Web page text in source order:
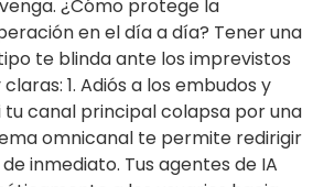
¿Cómo protege la
en el día a día? Tener una
te blinda ante los imprevistos
1. Adiós a los embudos y
tu canal principal colapsa por una
omnicanal te permite redirigir
inmediato. Tus agentes de IA